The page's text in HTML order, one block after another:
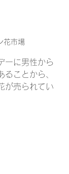
花市場
ーに男性から
ることから、
が売られてい